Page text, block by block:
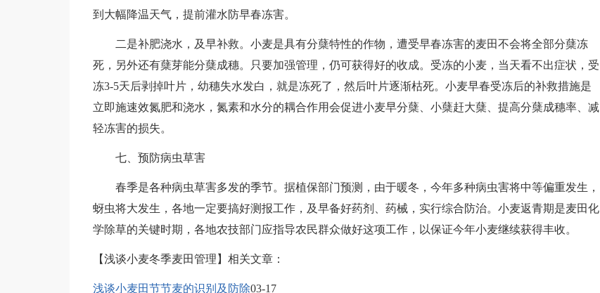
到大幅降温天气，提前灌水防早春冻害。
二是补肥浇水，及早补救。小麦是具有分蘖特性的作物，遭受早春冻害的麦田不会将全部分蘖冻
死，另外还有蘖芽能分蘖成穗。只要加强管理，仍可获得好的收成。受冻的小麦，当天看不出症状，受
冻3-5天后剥掉叶片，幼穗失水发白，就是冻死了，然后叶片逐渐枯死。小麦早春受冻后的补救措施是
立即施速效氮肥和浇水，氮素和水分的耦合作用会促进小麦早分蘖、小蘖赶大蘖、提高分蘖成穗率、减
轻冻害的损失。
七、预防病虫草害
春季是各种病虫草害多发的季节。据植保部门预测，由于暖冬，今年多种病虫害将中等偏重发生，
蚜虫将大发生，各地一定要搞好测报工作，及早备好药剂、药械，实行综合防治。小麦返青期是麦田化
学除草的关键时期，各地农技部门应指导农民群众做好这项工作，以保证今年小麦继续获得丰收。
【浅谈小麦冬季麦田管理】相关文章：
浅谈小麦田节节麦的识别及防除03-17